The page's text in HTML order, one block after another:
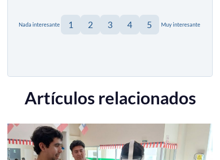
Nada interesante 1 2 3 4 5 Muy interesante
Artículos relacionados